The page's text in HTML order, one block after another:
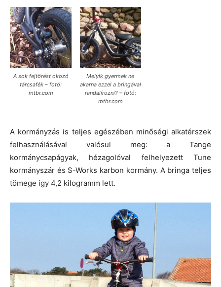
A sok fejtörést okozó
tárcsafék – fotó:
mtbr.com
Melyik gyermek ne
akarna ezzel a bringával
randalírozni? – fotó:
mtbr.com
A kormányzás is teljes egészében minőségi alkatérszek
felhasználásával valósul meg: a Tange
kormánycsapágyak, hézagolóval felhelyezett Tune
kormányszár és S-Works karbon kormány. A bringa teljes
tömege így 4,2 kilogramm lett.